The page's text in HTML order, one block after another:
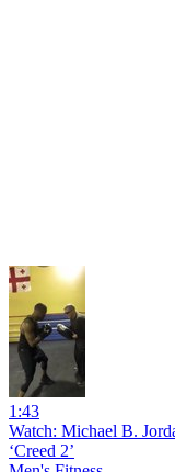
1:43
Watch: Michael B.
‘Creed 2’